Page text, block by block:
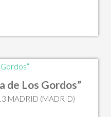
de Los Gordos”
MADRID (MADRID)